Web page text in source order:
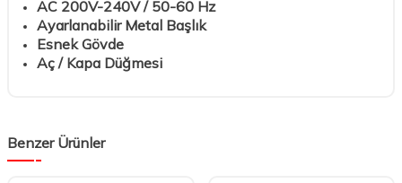
AC 200V-240V / 50-60 Hz
Ayarlanabilir Metal Başlık
Esnek Gövde
Aç / Kapa Düğmesi
Benzer Ürünler